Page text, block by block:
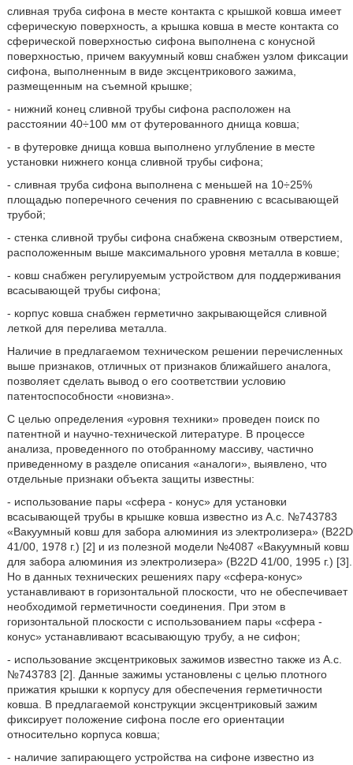
сливная труба сифона в месте контакта с крышкой ковша имеет
сферическую поверхность, а крышка ковша в месте контакта со
сферической поверхностью сифона выполнена с конусной
поверхностью, причем вакуумный ковш снабжен узлом фиксации
сифона, выполненным в виде эксцентрикового зажима,
размещенным на съемной крышке;
- нижний конец сливной трубы сифона расположен на
расстоянии 40÷100 мм от футерованного днища ковша;
- в футеровке днища ковша выполнено углубление в месте
установки нижнего конца сливной трубы сифона;
- сливная труба сифона выполнена с меньшей на 10÷25%
площадью поперечного сечения по сравнению с всасывающей
трубой;
- стенка сливной трубы сифона снабжена сквозным отверстием,
расположенным выше максимального уровня металла в ковше;
- ковш снабжен регулируемым устройством для поддерживания
всасывающей трубы сифона;
- корпус ковша снабжен герметично закрывающейся сливной
леткой для перелива металла.
Наличие в предлагаемом техническом решении перечисленных
выше признаков, отличных от признаков ближайшего аналога,
позволяет сделать вывод о его соответствии условию
патентоспособности «новизна».
С целью определения «уровня техники» проведен поиск по
патентной и научно-технической литературе. В процессе
анализа, проведенного по отобранному массиву, частично
приведенному в разделе описания «аналоги», выявлено, что
отдельные признаки объекта защиты известны:
- использование пары «сфера - конус» для установки
всасывающей трубы в крышке ковша известно из А.с. №743783
«Вакуумный ковш для забора алюминия из электролизера» (B22D
41/00, 1978 г.) [2] и из полезной модели №4087 «Вакуумный ковш
для забора алюминия из электролизера» (B22D 41/00, 1995 г.) [3].
Но в данных технических решениях пару «сфера-конус»
устанавливают в горизонтальной плоскости, что не обеспечивает
необходимой герметичности соединения. При этом в
горизонтальной плоскости с использованием пары «сфера -
конус» устанавливают всасывающую трубу, а не сифон;
- использование эксцентриковых зажимов известно также из А.с.
№743783 [2]. Данные зажимы установлены с целью плотного
прижатия крышки к корпусу для обеспечения герметичности
ковша. В предлагаемой конструкции эксцентриковый зажим
фиксирует положение сифона после его ориентации
относительно корпуса ковша;
- наличие запирающего устройства на сифоне известно из